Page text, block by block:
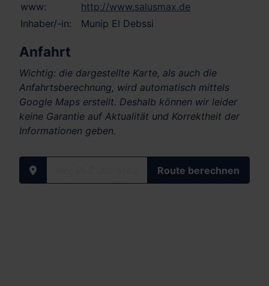
www:
http://www.salusmax.de
Inhaber/-in:
Munip El Debssi
Anfahrt
Wichtig: die dargestellte Karte, als auch die
Anfahrtsberechnung, wird automatisch mittels
Google Maps erstellt. Deshalb können wir leider
keine Garantie auf Aktualität und Korrektheit der
Informationen geben.
Ihre PLZ und Stadt